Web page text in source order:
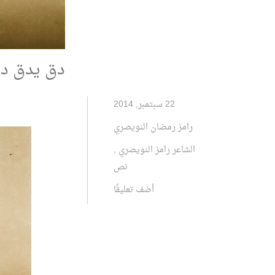
دق يدق
22 سبتمبر, 2014
رامز رمضان النويصري
الشاعر رامز النويصري ,
نص
أضف تعليقًا